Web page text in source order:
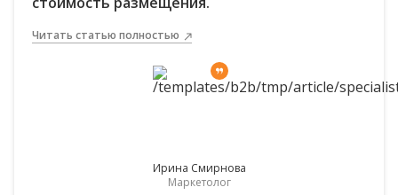
Ирина Смирнова
Маркетолог
Читать статью полностью